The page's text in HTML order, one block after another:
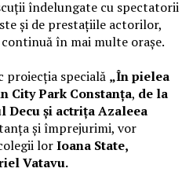
îndelungate cu spectatorii
și de prestațiile actorilor,
continuă în mai multe orașe.
proiecția specială „În pielea
City Park Constanța, de la
Decu și actrița Azaleea
și împrejurimi, vor
lorIoana State,
Vatavu.